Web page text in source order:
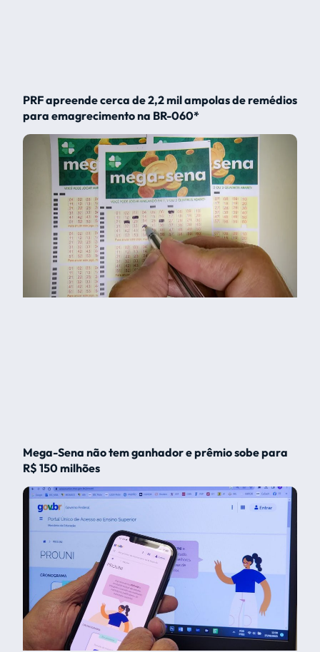
PRF apreende cerca de 2,2 mil ampolas de remédios
para emagrecimento na BR-060*
Mega-Sena não tem ganhador e prêmio sobe para
R$ 150 milhões